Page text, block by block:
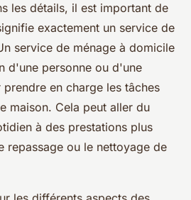
les détails, il est important de
exactement un service de
service de ménage à domicile
d'une personne ou d'une
en charge les tâches
maison. Cela peut aller du
à des prestations plus
repassage ou le nettoyage de